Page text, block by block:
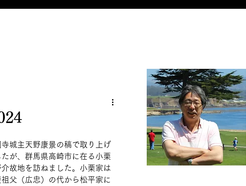
寺城主天野康景の稿で取り上げ
たが、群馬県高崎市に在る小栗
介故地を訪ねました。小栗家は
祖父（広忠）の代から松平家に